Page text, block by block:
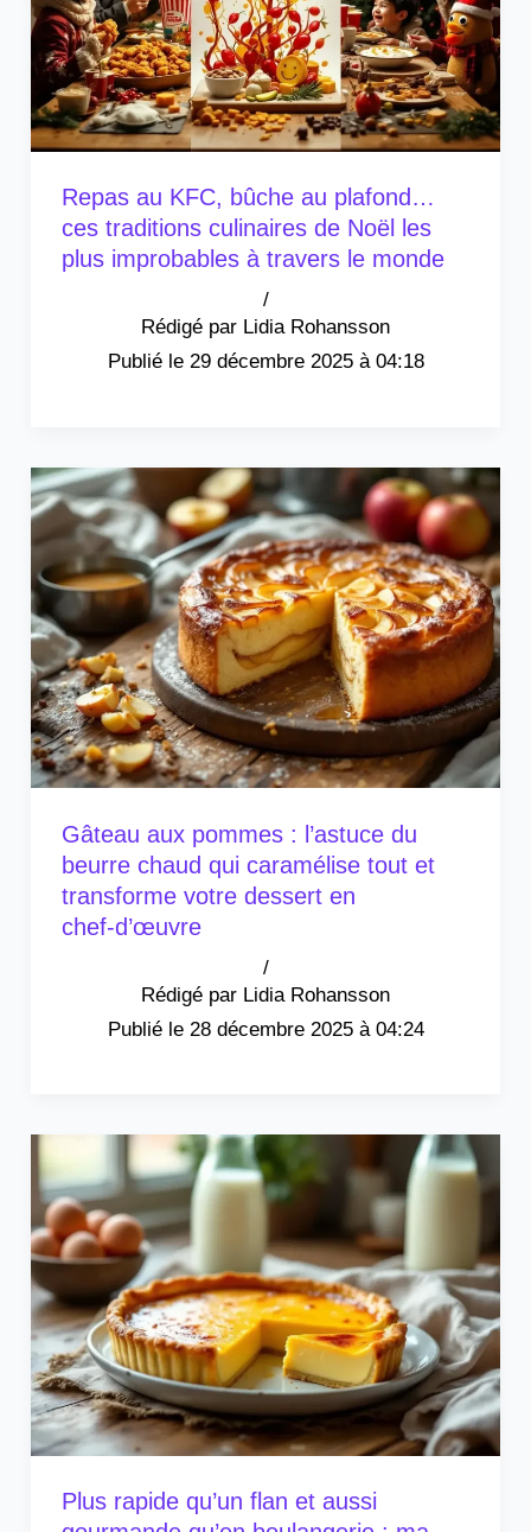
Repas au KFC, bûche au plafond…
ces traditions culinaires de Noël les
plus improbables à travers le monde
Lidia Rohansson
/
29 décembre 2025 à 04:18
Gâteau aux pommes : l’astuce du
beurre chaud qui caramélise tout et
transforme votre dessert en
chef‑d’œuvre
Lidia Rohansson
/
28 décembre 2025 à 04:24
Plus rapide qu’un flan et aussi